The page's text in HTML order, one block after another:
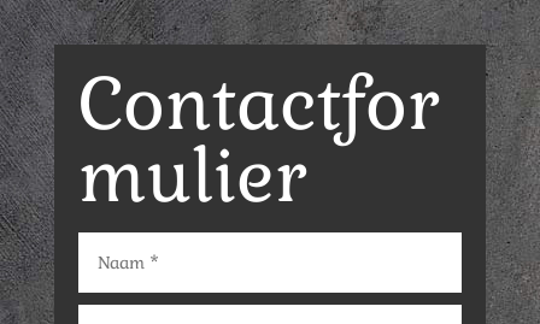
Contactfor
mulier